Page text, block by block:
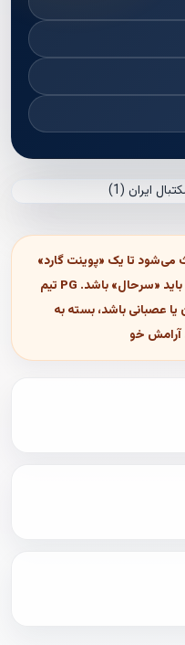
می‌شود تا یک «پوینت گارد»
عالی باشد؟ اول از همه... ... پوینت گارد باید «سرحال» باشد. PG تیم
یا عصبانی باشد، بسته به
آرامش خو